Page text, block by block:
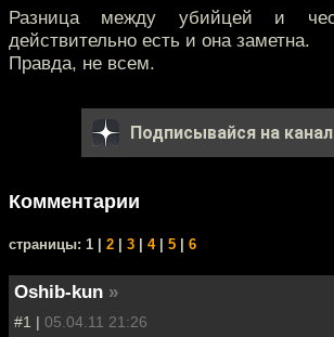
Разница между убийцей и
действительно есть и она заметна.
Правда, не всем.
Подписывайся на
Комментарии
cтраницы: 1 | 2 3 4| 5 6
Oshib-kun »
#1 | 05.04.11 21:26